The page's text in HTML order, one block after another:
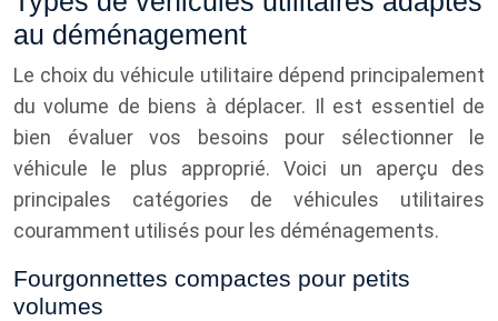
au déménagement
Le choix du véhicule utilitaire dépend principalement
du volume de biens à déplacer. Il est essentiel de
bien évaluer vos besoins pour sélectionner le
véhicule le plus approprié. Voici un aperçu des
principales catégories de véhicules utilitaires
couramment utilisés pour les déménagements.
Fourgonnettes compactes pour petits
volumes